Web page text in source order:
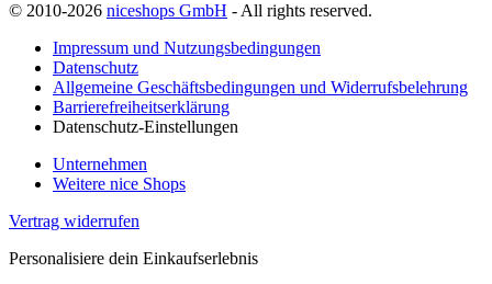
© 2010-2026 niceshops GmbH - All rights reserved.
Impressum und Nutzungsbedingungen
Datenschutz
Allgemeine Geschäftsbedingungen und Widerrufsbelehrung
Barrierefreiheitserklärung
Datenschutz-Einstellungen
Unternehmen
Weitere nice Shops
Vertrag widerrufen
Personalisiere dein Einkaufserlebnis